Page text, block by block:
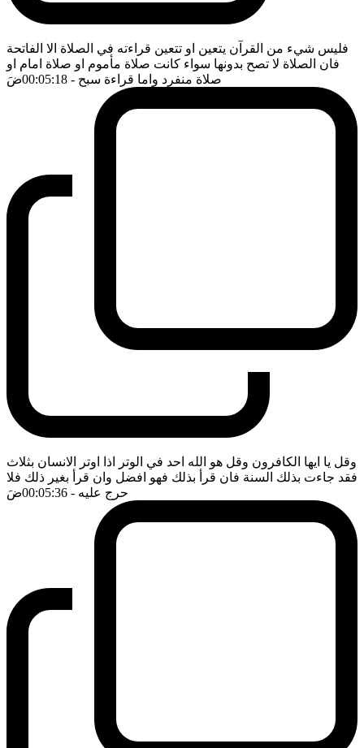
فليس شيء من القرآن يتعين او تتعين قراءته في الصلاة الا الفاتحة
فان الصلاة لا تصح بدونها سواء كانت صلاة مأموم او صلاة امام او
صلاة منفرد واما قراءة سبح - 00:05:18 ضَ
وقل يا ايها الكافرون وقل هو الله احد في الوتر اذا اوتر الانسان بثلاث
فقد جاءت بذلك السنة فان قرأ بذلك فهو افضل وان قرأ بغير ذلك فلا
حرج عليه - 00:05:36 ضَ